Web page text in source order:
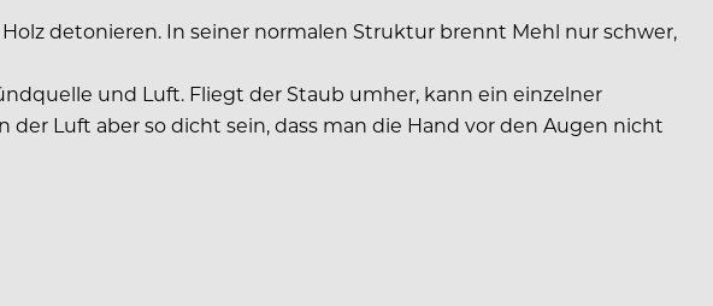
detonieren. In seiner normalen Struktur brennt Mehl nur schwer,
und Luft. Fliegt der Staub umher, kann ein einzelner
Luft aber so dicht sein, dass man die Hand vor den Augen nicht